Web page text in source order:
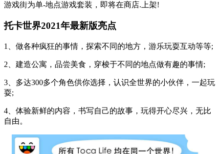
游戏街为单-地点游戏套装，即将在商店.上架!
托卡世界2021年最新版亮点
1、做各种疯狂的事情，探索不同的地方，游乐玩耍互动等等;
2、建造公寓，品尝美食，穿梭于不同的地点做有趣的事情;
3、多达300多个角色供你选择，认识全世界的小伙伴，一起玩
耍;
4、体验新鲜的内容，书写自己的故事，玩得开心尽兴，无比
自由。